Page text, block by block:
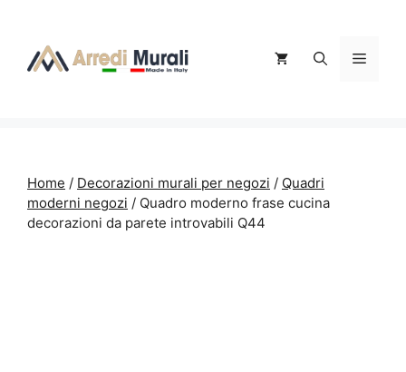
contenuto
Menu
Home / Decorazioni murali per negozi / Quadri
moderni negozi / Quadro moderno frase cucina
decorazioni da parete introvabili Q44